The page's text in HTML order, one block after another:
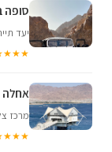
סופה
יעד
4.5
אחלה
מרכז צלילה
4.4